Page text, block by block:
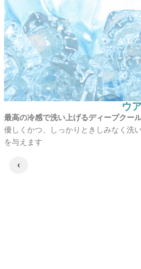
ウ
最高の冷感で洗い上げるディープクー
優しくかつ、しっかりときしみなく洗
を与えます
‹